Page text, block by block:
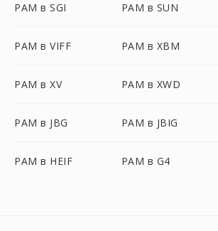
PAM в SGI PAM в SUN
PAM в VIFF PAM в XBM
PAM в XV PAM в XWD
PAM в JBG PAM в JBIG
PAM в HEIF PAM в G4